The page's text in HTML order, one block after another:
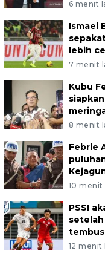
6 menit
Ismael
lebih
7 menit
Kubu
8 menit
Febrie
10 menit
PSSI
12 menit